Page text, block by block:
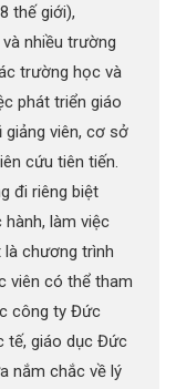
thế giới),
nhiều trường
trường học và
phát triển giáo
viên, cơ sở
cứu tiên tiến.
đi riêng biệt
làm việc
chương trình
viên có thể tham
công ty Đức
tế, giáo dục Đức
nắm chắc về lý